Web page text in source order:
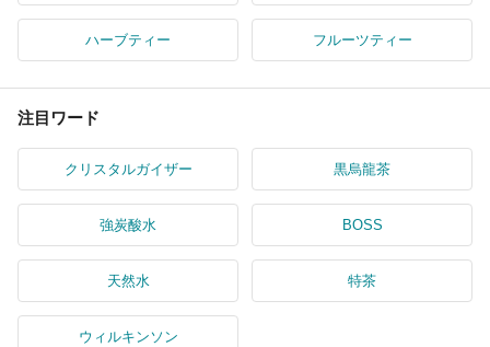
ハーブティー フルーツティー
注目ワード
クリスタルガイザー 黒烏龍茶
強炭酸水 BOSS
天然水 特茶
ウィルキンソン